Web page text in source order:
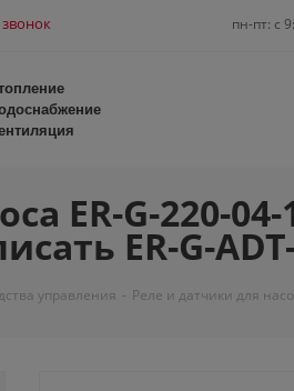
пн-пт: c
ER-G-220-
ER-G-
управления - Реле и датчики для